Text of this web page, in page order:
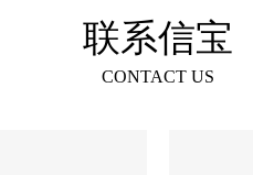
联系信宝
CONTACT US